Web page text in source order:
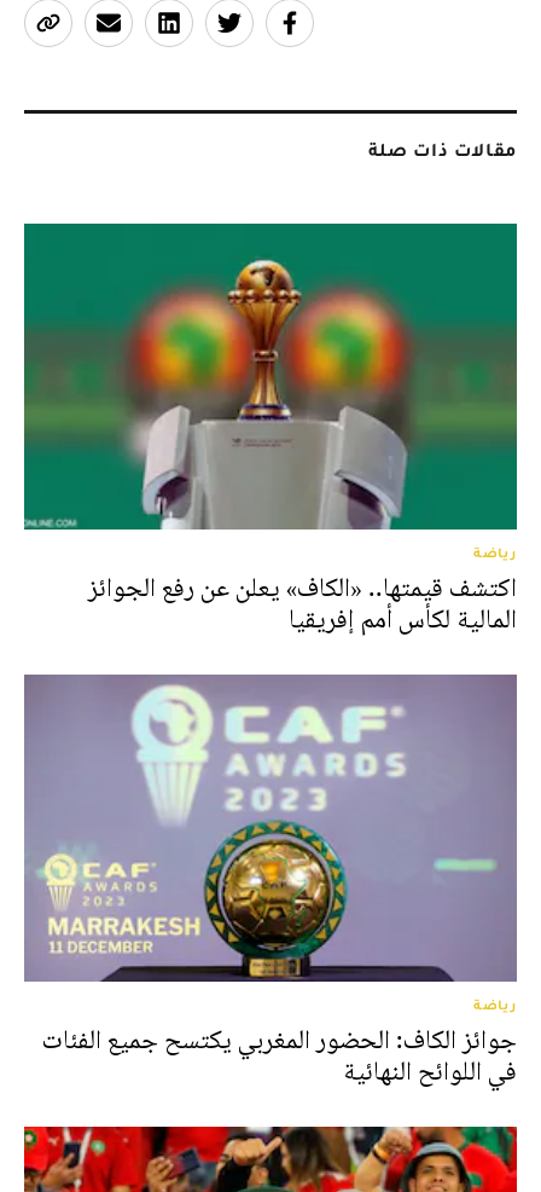
مقالات ذات صلة
رياضة
اكتشف قيمتها.. «الكاف» يعلن عن رفع الجوائز
المالية لكأس أمم إفريقيا
رياضة
جوائز الكاف: الحضور المغربي يكتسح جميع الفئات
في اللوائح النهائية